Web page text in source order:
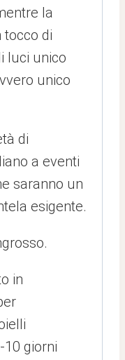
la
tocco di
luci unico
unico
di
a eventi
saranno un
esigente.
in
10 giorni